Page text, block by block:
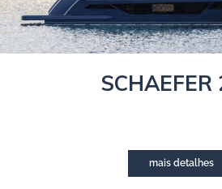
SCHAEFER
mais detalhes